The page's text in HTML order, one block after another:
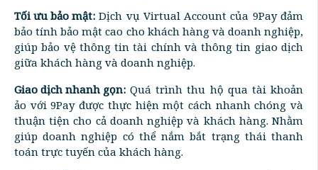
Tối ưu bảo mật: Dịch vụ Virtual Account của 9Pay đảm
bảo tính bảo mật cao cho khách hàng và doanh nghiệp,
giúp bảo vệ thông tin tài chính và thông tin giao dịch
giữa khách hàng và doanh nghiệp.
Giao dịch nhanh gọn: Quá trình thu hộ qua tài khoản
ảo với 9Pay được thực hiện một cách nhanh chóng và
thuận tiện cho cả doanh nghiệp và khách hàng. Nhằm
giúp doanh nghiệp có thể nắm bắt trạng thái thanh
toán trực tuyến của khách hàng.